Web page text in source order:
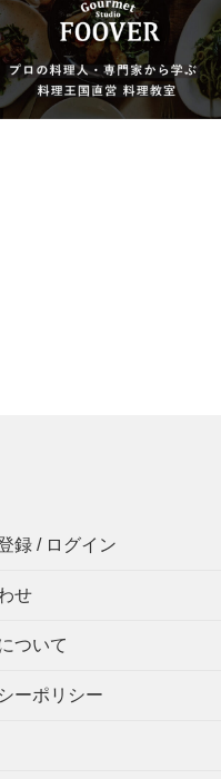
録 / ログイン
せ
ついて
ーポリシー